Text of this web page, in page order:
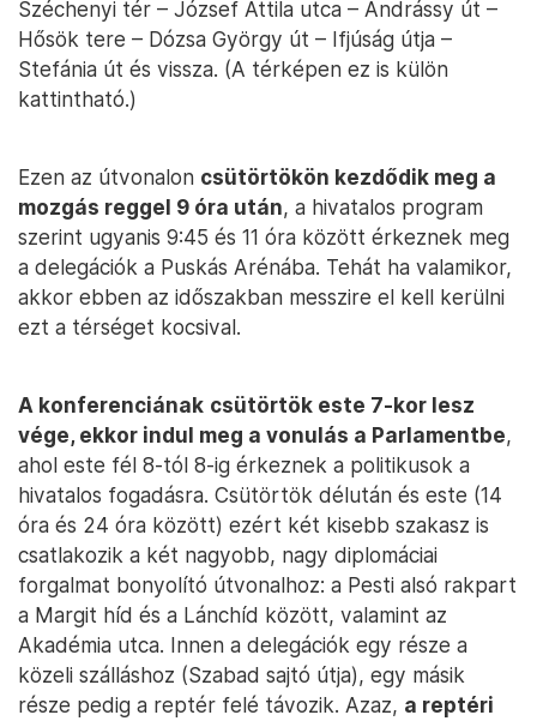
Széchenyi tér – József Attila utca – Andrássy út –
Hősök tere – Dózsa György út – Ifjúság útja –
Stefánia út és vissza. (A térképen ez is külön
kattintható.)
Ezen az útvonalon csütörtökön kezdődik meg a
mozgás reggel 9 óra után, a hivatalos program
szerint ugyanis 9:45 és 11 óra között érkeznek meg
a delegációk a Puskás Arénába. Tehát ha valamikor,
akkor ebben az időszakban messzire el kell kerülni
ezt a térséget kocsival.
A konferenciának csütörtök este 7-kor lesz
vége, ekkor indul meg a vonulás a Parlamentbe,
ahol este fél 8-tól 8-ig érkeznek a politikusok a
hivatalos fogadásra. Csütörtök délután és este (14
óra és 24 óra között) ezért két kisebb szakasz is
csatlakozik a két nagyobb, nagy diplomáciai
forgalmat bonyolító útvonalhoz: a Pesti alsó rakpart
a Margit híd és a Lánchíd között, valamint az
Akadémia utca. Innen a delegációk egy része a
közeli szálláshoz (Szabad sajtó útja), egy másik
része pedig a reptér felé távozik. Azaz, a reptéri